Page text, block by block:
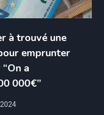
à trouvé une
emprunter
a
000€”